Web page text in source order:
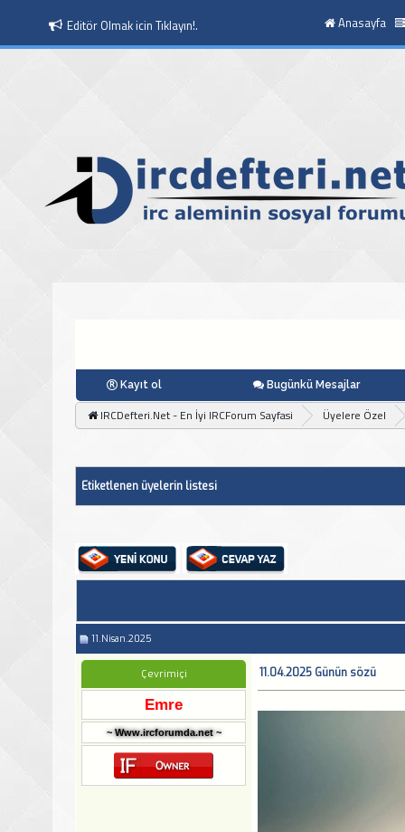
Editör Olmak icin Tıklayın!.
Moderatör Olmak icin Tıklayın!.
Anasayfa
Kayıt ol Bugünkü Mesajlar
IRCDefteri.Net - En İyi IRCForum Sayfasi Üyelere Özel
Etiketlenen üyelerin listesi
11.Nisan.2025
Çevrimiçi
Emre
~ Www.ircforumda.net ~
11.04.2025 Günün sözü